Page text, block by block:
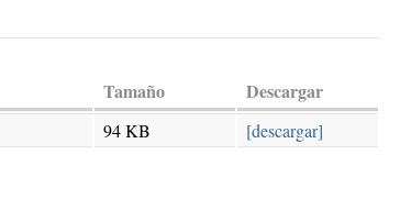
Tamaño Descargar
94 KB [descargar]